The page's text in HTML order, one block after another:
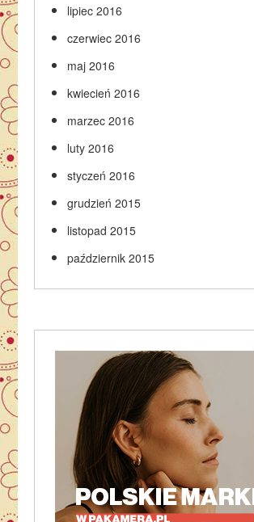
lipiec 2016
czerwiec 2016
maj 2016
kwiecień 2016
marzec 2016
luty 2016
styczeń 2016
grudzień 2015
listopad 2015
październik 2015